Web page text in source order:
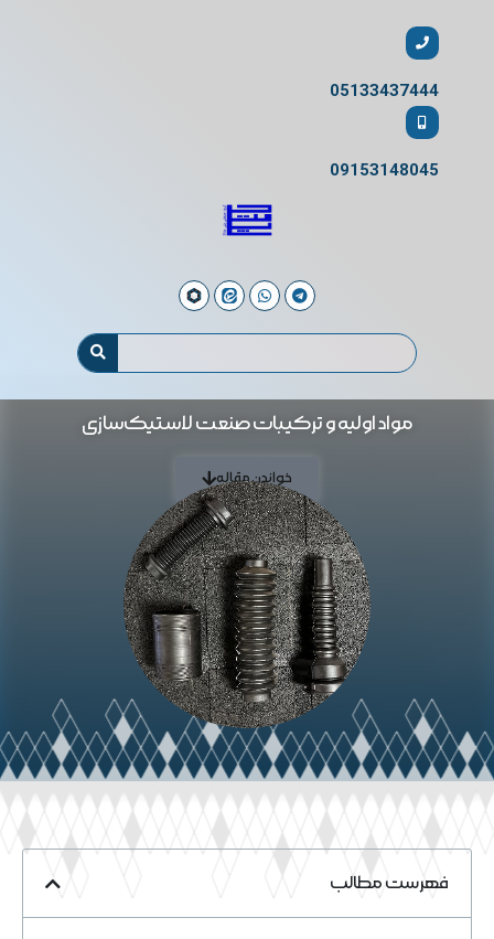
05133437444
09153148045
مواد اولیه و ترکیبات صنعت لاستیک‌سازی
خواندن مقاله
فهرست مطالب